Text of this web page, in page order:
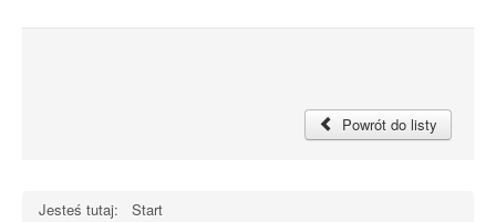
Powrót do listy
Jesteś tutaj: Start